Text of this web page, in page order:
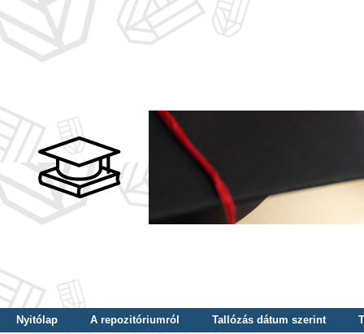
Nyitólap A repozitóriumról Tallózás dátum szerint